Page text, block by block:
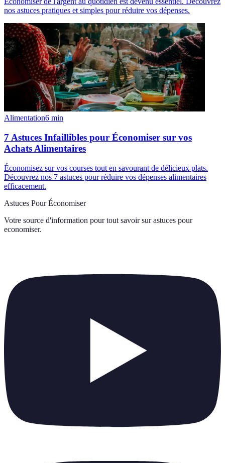
nos astuces pratiques et simples pour réduire vos dépenses.
Alimentation6 min
7 Astuces Infaillibles pour Économiser sur vos
Achats Alimentaires
Économisez sur vos courses tout en savourant de délicieux plats.
Découvrez nos 7 astuces pour réduire vos dépenses alimentaires
efficacement.
Astuces Pour Économiser
Votre source d'information pour tout savoir sur astuces pour
economiser.